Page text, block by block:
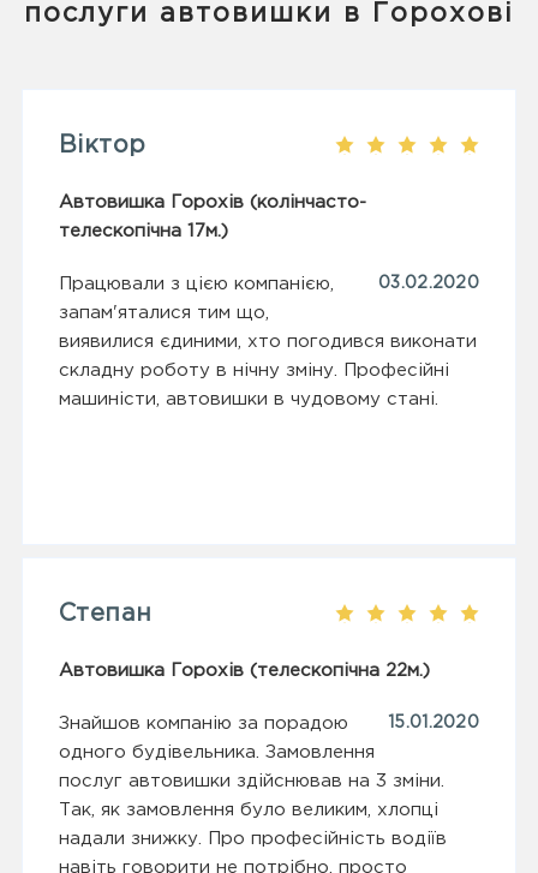
послуги автовишки в Горохові
Віктор
Автовишка Горохів (колінчасто-
телескопічна 17м.)
03.02.2020
Працювали з цією компанією,
запам'яталися тим що,
виявилися єдиними, хто погодився виконати
складну роботу в нічну зміну. Професійні
машиністи, автовишки в чудовому стані.
Степан
Автовишка Горохів (телескопічна 22м.)
15.01.2020
Знайшов компанію за порадою
одного будівельника. Замовлення
послуг автовишки здійснював на 3 зміни.
Так, як замовлення було великим, хлопці
надали знижку. Про професійність водіїв
навіть говорити не потрібно, просто